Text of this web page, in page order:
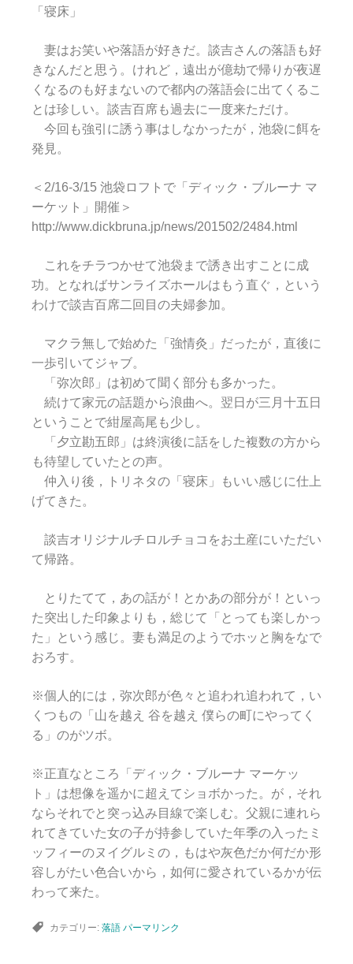
「寝床」
妻はお笑いや落語が好きだ。談吉さんの落語も好
きなんだと思う。けれど，遠出が億劫で帰りが夜遅
くなるのも好まないので都内の落語会に出てくるこ
とは珍しい。談吉百席も過去に一度来ただけ。
今回も強引に誘う事はしなかったが，池袋に餌を
発見。
＜2/16-3/15 池袋ロフトで「ディック・ブルーナ マ
ーケット」開催＞
http://www.dickbruna.jp/news/201502/2484.html
これをチラつかせて池袋まで誘き出すことに成
功。となればサンライズホールはもう直ぐ，という
わけで談吉百席二回目の夫婦参加。
マクラ無しで始めた「強情灸」だったが，直後に
一歩引いてジャブ。
「弥次郎」は初めて聞く部分も多かった。
続けて家元の話題から浪曲へ。翌日が三月十五日
ということで紺屋高尾も少し。
「夕立勘五郎」は終演後に話をした複数の方から
も待望していたとの声。
仲入り後，トリネタの「寝床」もいい感じに仕上
げてきた。
談吉オリジナルチロルチョコをお土産にいただい
て帰路。
とりたてて，あの話が！とかあの部分が！といっ
た突出した印象よりも，総じて「とっても楽しかっ
た」という感じ。妻も満足のようでホッと胸をなで
おろす。
※個人的には，弥次郎が色々と追われ追われて，い
くつもの「山を越え 谷を越え 僕らの町にやってく
る」のがツボ。
※正直なところ「ディック・ブルーナ マーケッ
ト」は想像を遥かに超えてショボかった。が，それ
ならそれでと突っ込み目線で楽しむ。父親に連れら
れてきていた女の子が持参していた年季の入ったミ
ッフィーのヌイグルミの，もはや灰色だか何だか形
容しがたい色合いから，如何に愛されているかが伝
わって来た。
カテゴリー: 落語 パーマリンク